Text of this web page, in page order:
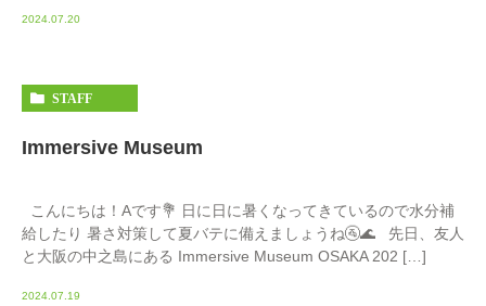
2024.07.20
STAFF
Immersive Museum
こんにちは！Aです💐 日に日に暑くなってきているので水分補
給したり 暑さ対策して夏バテに備えましょうね🚰🌊 先日、友人
と大阪の中之島にある Immersive Museum OSAKA 202 […]
2024.07.19